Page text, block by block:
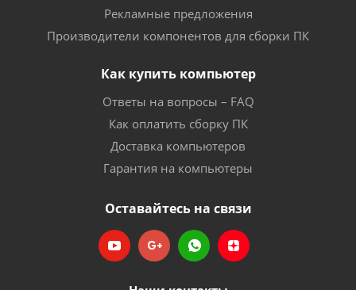
Рекламные предложения
Производители компонентов для сборки ПК
Как купить компьютер
Ответы на вопросы – FAQ
Как оплатить сборку ПК
Доставка компьютеров
Гарантия на компьютеры
Оставайтесь на связи